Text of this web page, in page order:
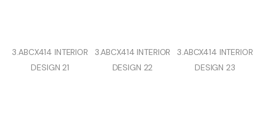
3.ABCX414 INTERIOR
DESIGN 21
3.ABCX414 INTERIOR
DESIGN 22
3.ABCX414 INTERIOR
DESIGN 23